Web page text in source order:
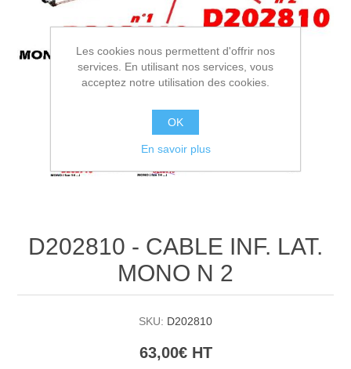
D202810 - CABLE INF. LAT.
MONO N 2
SKU: D202810
63,00€ HT
Les cookies nous permettent d'offrir nos
services. En utilisant nos services, vous
acceptez notre utilisation des cookies.
OK
En savoir plus